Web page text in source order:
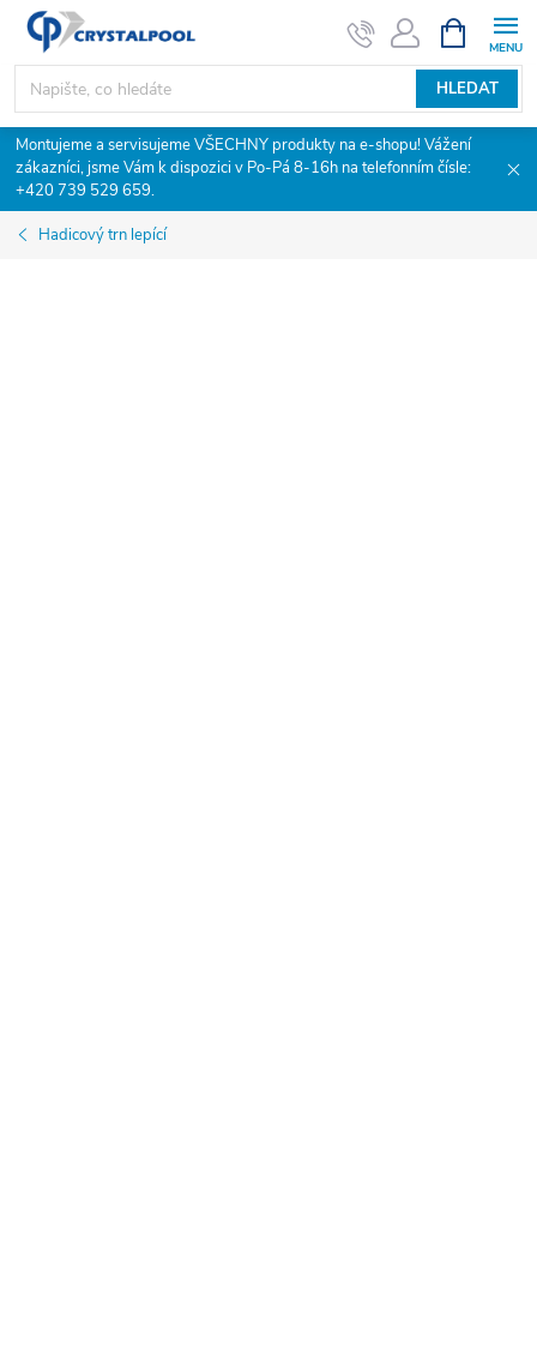
Přejít
obsah
HLEDAT
NÁKUPNÍ
KOŠÍK
Montujeme a servisujeme VŠECHNY produkty na e-shopu! Vážení
zákazníci, jsme Vám k dispozici v Po-Pá 8-16h na telefonním čísle:
+420 739 529 659.
Hadicový trn lepící